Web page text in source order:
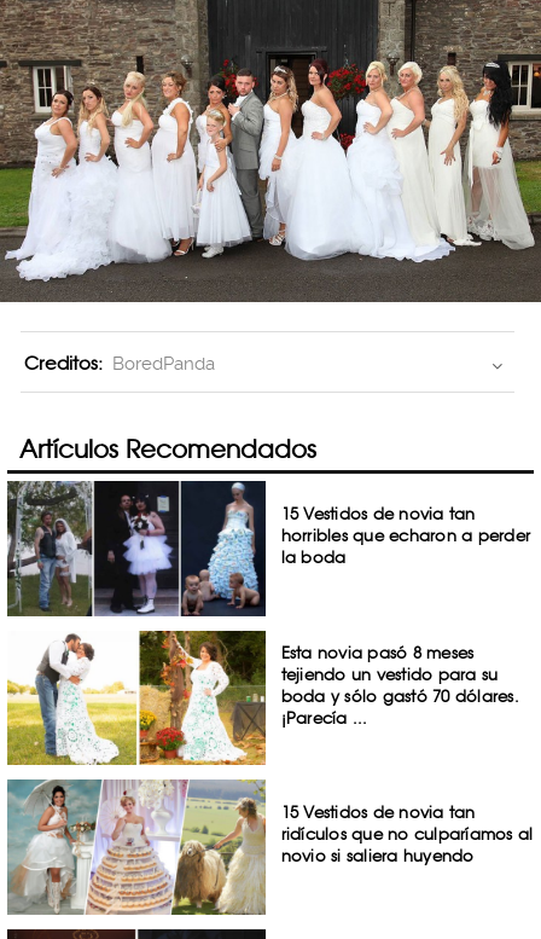
Creditos: BoredPanda
Artículos Recomendados
15 Vestidos de novia tan
horribles que echaron a perder
la boda
Esta novia pasó 8 meses
tejiendo un vestido para su
boda y sólo gastó 70 dólares.
¡Parecía ...
15 Vestidos de novia tan
ridículos que no culparíamos al
novio si saliera huyendo